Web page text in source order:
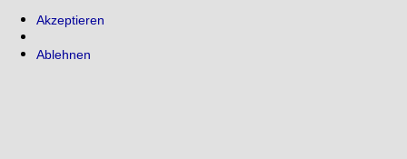
Akzeptieren
Ablehnen